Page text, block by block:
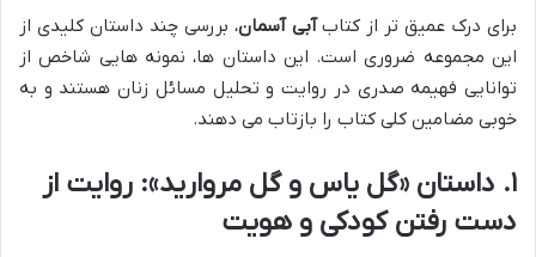
برای درک عمیق تر از کتابآبی آسمان، بررسی چند داستان کلیدی از
این مجموعه ضروری است. این داستان ها، نمونه هایی شاخص از
توانایی فهیمه صدری در روایت و تحلیل مسائل زنان هستند و به
خوبی مضامین کلی کتاب را بازتاب می دهند.
۱. داستان «گل یاس و گل مروارید»: روایت از
دست رفتن کودکی و هویت